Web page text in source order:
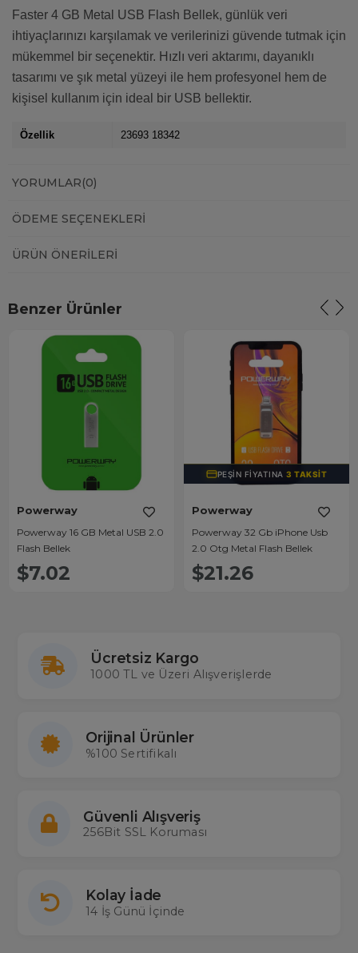
Faster 4 GB Metal USB Flash Bellek, günlük veri
ihtiyaçlarınızı karşılamak ve verilerinizi güvende tutmak için
mükemmel bir seçenektir. Hızlı veri aktarımı, dayanıklı
tasarımı ve şık metal yüzeyi ile hem profesyonel hem de
kişisel kullanım için ideal bir USB bellektir.
Özellik 23693 18342
YORUMLAR(0)
ÖDEME SEÇENEKLERI
ÜRÜN ÖNERILERI
Benzer Ürünler
Powerway
Powerway 16 GB Metal USB 2.0
Flash Bellek
$7.02
PEŞIN FIYATINA3 TAKSIT
Powerway
Powerway 32 Gb iPhone Usb
2.0 Otg Metal Flash Bellek
$21.26
Ücretsiz Kargo
1000 TL ve Üzeri Alışverişlerde
Orijinal Ürünler
%100 Sertifikalı
Güvenli Alışveriş
256Bit SSL Koruması
Kolay İade
14 İş Günü İçinde